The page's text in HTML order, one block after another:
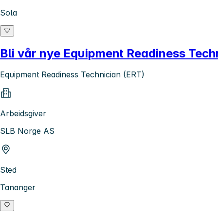
Sola
Bli vår nye Equipment Readiness
Equipment Readiness Technician (ERT)
Arbeidsgiver
SLB Norge AS
Sted
Tananger